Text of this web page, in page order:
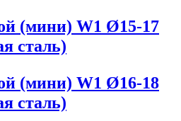
(мини) W1 Ø15-17
сталь)
(мини) W1 Ø16-18
сталь)